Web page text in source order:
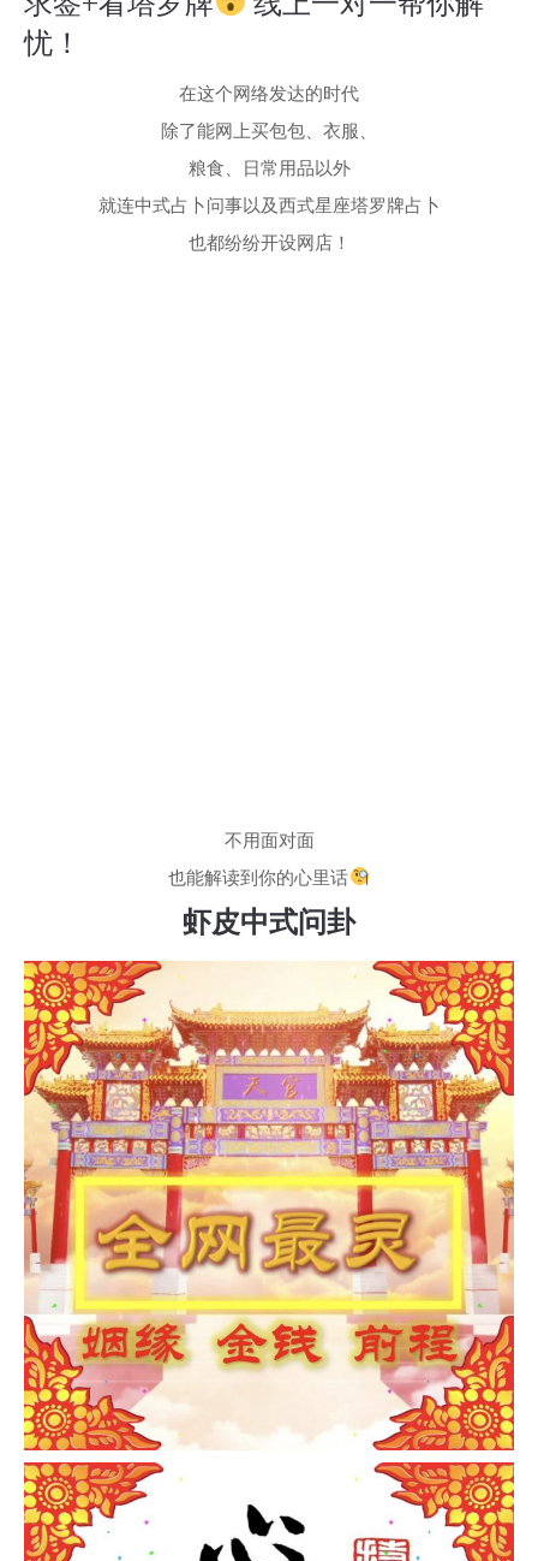
忧！
在这个网络发达的时代
除了能网上买包包、衣服、
粮食、日常用品以外
就连中式占卜问事以及西式星座塔罗牌占卜
也都纷纷开设网店！
不用面对面
也能解读到你的心里话
虾皮中式问卦